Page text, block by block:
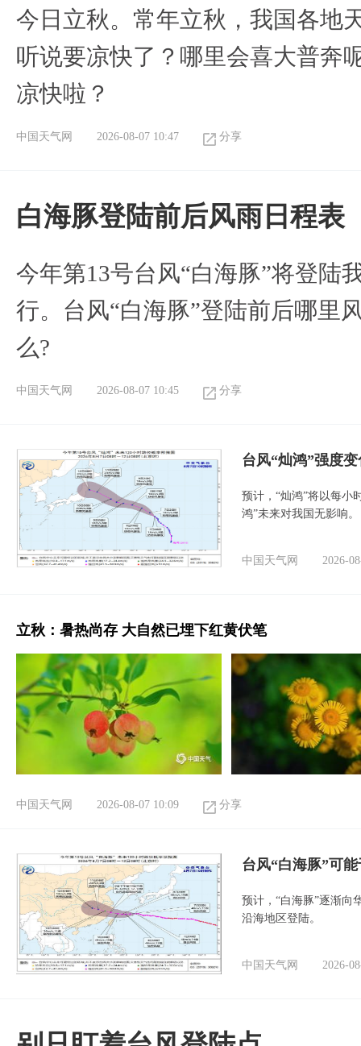
今日立秋。常年立秋，我国各地
听说要凉快了？哪里会喜大普奔
凉快啦？
中国天气网 2026-08-07 10:47 分享
白海豚登陆前后风雨日程表
今年第13号台风“白海豚”将登陆
行。台风“白海豚”登陆前后哪里
么?
中国天气网 2026-08-07 10:45 分享
台风“灿鸿”强度
预计，“灿鸿”将以每小
鸿”未来对我国无影响。
中国天气网 2026-
立秋：暑热尚存 大自然已埋下红黄伏笔
中国天气网 2026-08-07 10:09 分享
台风“白海豚”可
预计，“白海豚”逐渐向
沿海地区登陆。
中国天气网 2026-